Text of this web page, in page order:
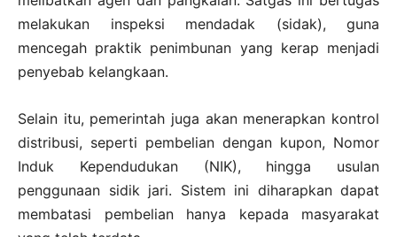
melakukan inspeksi mendadak (sidak), guna
mencegah praktik penimbunan yang kerap menjadi
penyebab kelangkaan.
Selain itu, pemerintah juga akan menerapkan kontrol
distribusi, seperti pembelian dengan kupon, Nomor
Induk Kependudukan (NIK), hingga usulan
penggunaan sidik jari. Sistem ini diharapkan dapat
membatasi pembelian hanya kepada masyarakat